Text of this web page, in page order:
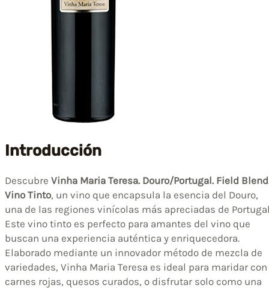
Introducción
Descubre Vinha Maria Teresa. Douro/Portugal. Field
Vino Tinto, un vino que encapsula la esencia del Douro,
una de las regiones vinícolas más apreciadas de
Este vino tinto es perfecto para amantes del vino que
buscan una experiencia auténtica y enriquecedora.
Elaborado mediante un innovador método de mezcla de
variedades, Vinha Maria Teresa es ideal para maridar con
carnes rojas, quesos curados, o disfrutar solo como una